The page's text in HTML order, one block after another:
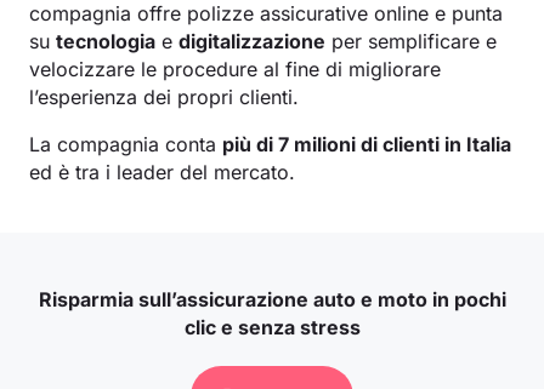
compagnia offre polizze assicurative online e punta
su tecnologia e digitalizzazione per semplificare e
velocizzare le procedure al fine di migliorare
l’esperienza dei propri clienti.
La compagnia conta più di 7 milioni di clienti in Italia
ed è tra i leader del mercato.
Risparmia sull’assicurazione auto e moto in pochi
clic e senza stress